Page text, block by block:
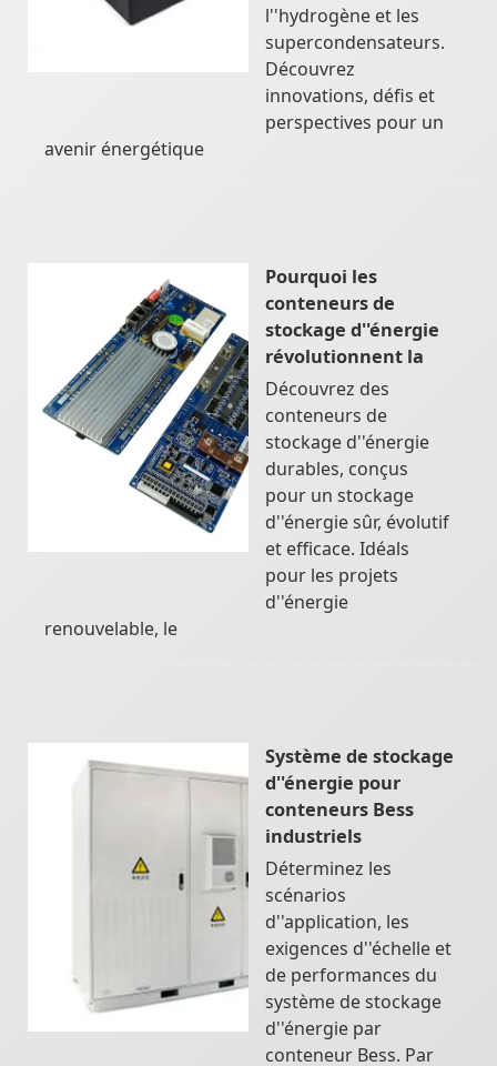
l''hydrogène et les
supercondensateurs.
Découvrez
innovations, défis et
perspectives pour un
avenir énergétique
Pourquoi les
conteneurs de
stockage d''énergie
révolutionnent la
Découvrez des
conteneurs de
stockage d''énergie
durables, conçus
pour un stockage
d''énergie sûr, évolutif
et efficace. Idéals
pour les projets
d''énergie
renouvelable, le
Système de stockage
d''énergie pour
conteneurs Bess
industriels
Déterminez les
scénarios
d''application, les
exigences d''échelle et
de performances du
système de stockage
d''énergie par
conteneur Bess. Par